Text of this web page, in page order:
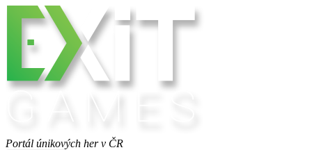
Portál únikových her v ČR